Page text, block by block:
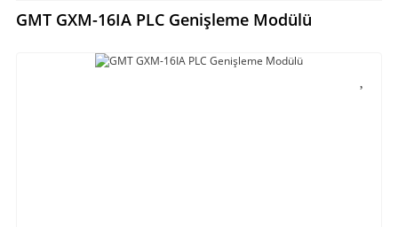
GMT GXM-16IA PLC Genişleme Modülü